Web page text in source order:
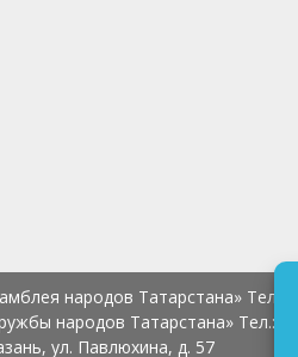
народов Татарстана» Тел.:
народов Татарстана» Тел.:
ул. Павлюхина, д. 57